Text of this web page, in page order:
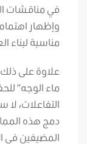
في مناقشات
وإظهار
مناسبة لبناء
علاوة على
ماء الوجه”
التفاعلات،
دمج هذه
المضيفين في